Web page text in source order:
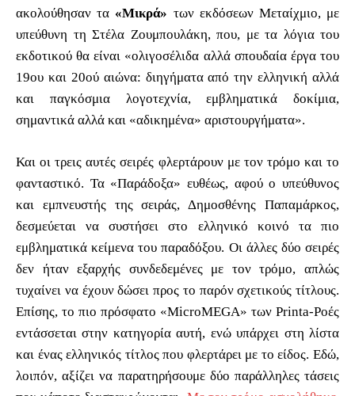
ακολούθησαν τα «Μικρά» των εκδόσεων Μεταίχμιο, με
υπεύθυνη τη Στέλα Ζουμπουλάκη, που, με τα λόγια του
εκδοτικού θα είναι «ολιγοσέλιδα αλλά σπουδαία έργα του
19ου και 20ού αιώνα: διηγήματα από την ελληνική αλλά
και παγκόσμια λογοτεχνία, εμβληματικά δοκίμια,
σημαντικά αλλά και «αδικημένα» αριστουργήματα».
Και οι τρεις αυτές σειρές φλερτάρουν με τον τρόμο και το
φανταστικό. Τα «Παράδοξα» ευθέως, αφού ο υπεύθυνος
και εμπνευστής της σειράς, Δημοσθένης Παπαμάρκος,
δεσμεύεται να συστήσει στο ελληνικό κοινό τα πιο
εμβληματικά κείμενα του παραδόξου. Οι άλλες δύο σειρές
δεν ήταν εξαρχής συνδεδεμένες με τον τρόμο, απλώς
τυχαίνει να έχουν δώσει προς το παρόν σχετικούς τίτλους.
Επίσης, το πιο πρόσφατο «MicroMEGA» των Printa-Ροές
εντάσσεται στην κατηγορία αυτή, ενώ υπάρχει στη λίστα
και ένας ελληνικός τίτλος που φλερτάρει με το είδος. Εδώ,
λοιπόν, αξίζει να παρατηρήσουμε δύο παράλληλες τάσεις